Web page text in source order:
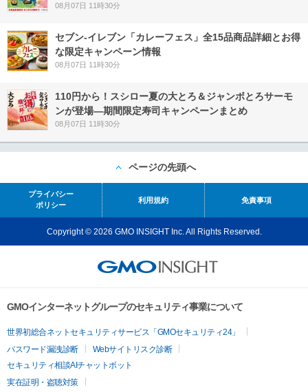
08月07日 11時30分
セブン‐イレブン「カレーフェス」全15品商品詳細とお得
な限定キャンペーン情報
08月07日 11時30分
110円から！スシロー夏の大とろ＆ジャンボとろサーモ
ンが登場―期間限定寿司キャンペーンまとめ
08月07日 11時30分
ページの先頭へ
プライバシー
ポリシー
利用規約 免責事項
Copyright © 2026 GMO INSIGHT Inc. All Rights Reserved.
GMOインターネットグループのセキュリティ事業について
世界初総合ネットセキュリティサービス「GMOセキュリティ24」
パスワード漏洩診断
Webサイトリスク診断
セキュリティ相談AIチャットボット
実在証明・盗聴対策